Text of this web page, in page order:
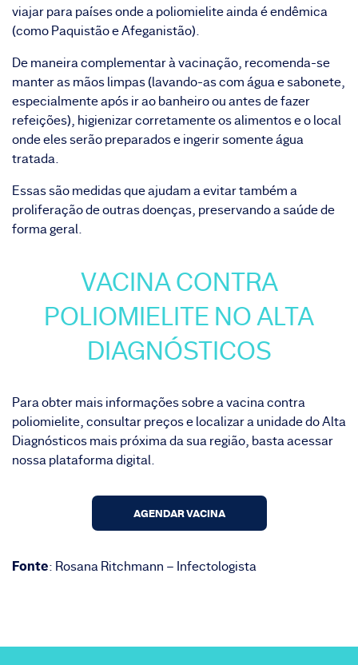
viajar para países onde a poliomielite ainda é endêmica
(como Paquistão e Afeganistão).
De maneira complementar à vacinação, recomenda-se
manter as mãos limpas (lavando-as com água e sabonete,
especialmente após ir ao banheiro ou antes de fazer
refeições), higienizar corretamente os alimentos e o local
onde eles serão preparados e ingerir somente água
tratada.
Essas são medidas que ajudam a evitar também a
proliferação de outras doenças, preservando a saúde de
forma geral.
VACINA CONTRA
POLIOMIELITE NO ALTA
DIAGNÓSTICOS
Para obter mais informações sobre a vacina contra
poliomielite, consultar preços e localizar a unidade do Alta
Diagnósticos mais próxima da sua região, basta acessar
nossa plataforma digital.
AGENDAR VACINA
Fonte: Rosana Ritchmann – Infectologista